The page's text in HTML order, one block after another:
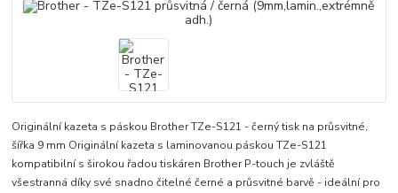
Originální kazeta s páskou Brother TZe-S121 - černý tisk na průsvitné,
šířka 9 mm Originální kazeta s laminovanou páskou TZe-S121
kompatibilní s širokou řadou tiskáren Brother P-touch je zvláště
všestranná díky své snadno čitelné černé a průsvitné barvě - ideální pro